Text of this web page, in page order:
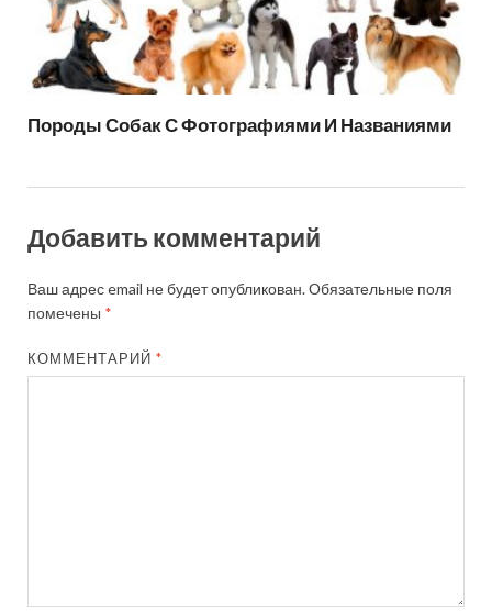
Породы Собак С Фотографиями И Названиями
Добавить комментарий
Ваш адрес email не будет опубликован.Обязательные поля
помечены *
КОММЕНТАРИЙ*